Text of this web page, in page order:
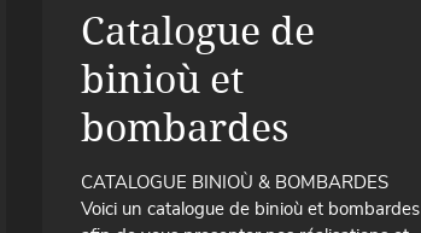
Catalogue de
binioù et
bombardes
CATALOGUE BINIOÙ & BOMBARDES
Voici un catalogue de binioù et bombardes